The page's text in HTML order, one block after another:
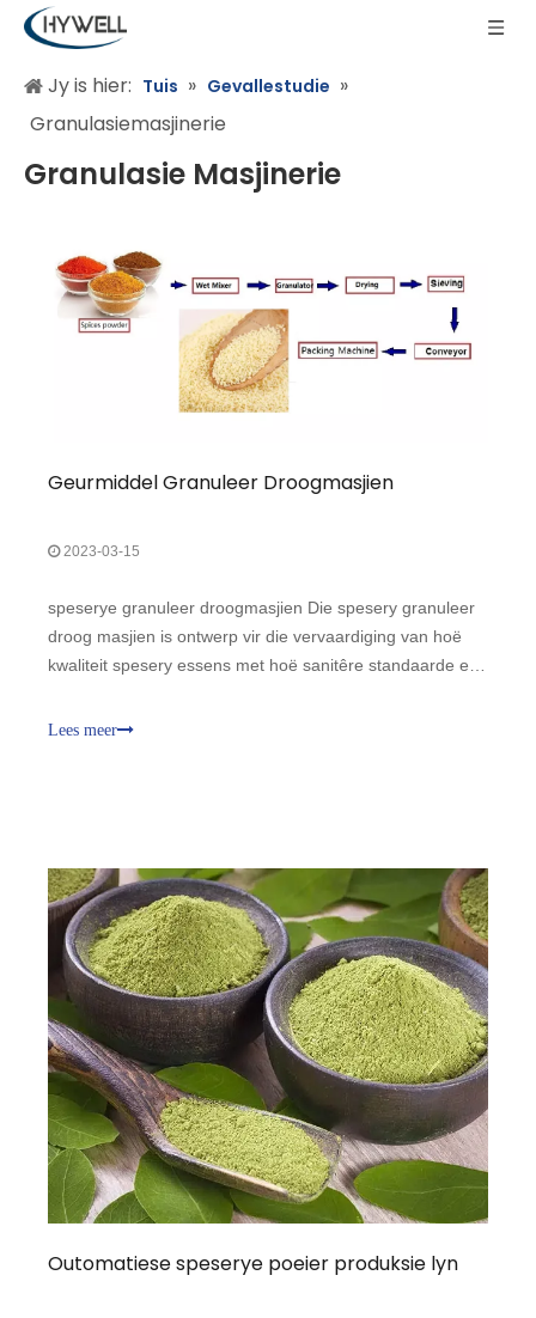
Jy is hier: Tuis » Gevallestudie »
Granulasiemasjinerie
Granulasie Masjinerie
Geurmiddel Granuleer Droogmasjien
2023-03-15
speserye granuleer droogmasjien Die spesery granuleer
droog masjien is ontwerp vir die vervaardiging van hoë
kwaliteit spesery essens met hoë sanitêre standaarde en
Lees meer
Outomatiese speserye poeier produksie lyn